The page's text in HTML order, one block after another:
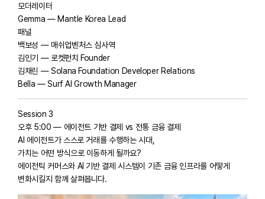
모더레이터
Gemma — Mantle Korea Lead
패널
백보성 — 매쉬업벤처스 심사역
김인기 — 로켓펀치 Founder
김채린 — Solana Foundation Developer Relations
Bella — Surf AI Growth Manager
Session 3
오후 5:00 — 에이전트 기반 결제 vs 전통 금융 결제
AI 에이전트가 스스로 거래를 수행하는 시대,
가치는 어떤 방식으로 이동하게 될까요?
에이전틱 커머스와 AI 기반 결제 시스템이 기존 금융 인프라를 어떻게
변화시킬지 함께 살펴봅니다.